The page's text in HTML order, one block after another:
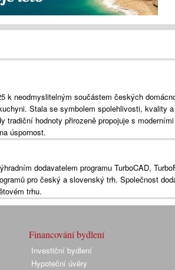
k neodmyslitelným součástem českých
Stala se symbolem spolehlivosti, kvality
tradiční hodnoty přirozeně propojuje s
úspornost.
dodavatelem programu TurboCAD,
pro český a slovenský trh. Společnost
trhu.
Financování bydlení
Investiční bydlení
Hypoteční úvěry